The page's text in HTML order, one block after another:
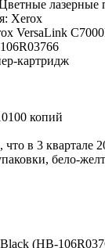
Xerox
VersaLink
106R03766
картридж
копий
в 3 квартале
бело-
(HB-